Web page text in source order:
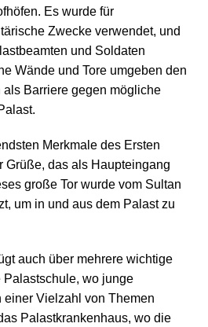
Es wurde für
Zwecke verwendet, und
und Soldaten
Wände und Tore umgeben den
als Barriere gegen mögliche
Merkmale des Ersten
Grüße, das als Haupteingang
große Tor wurde vom Sultan
um in und aus dem Palast zu
auch über mehrere wichtige
wo junge
Vielzahl von Themen
Palastkrankenhaus, wo die